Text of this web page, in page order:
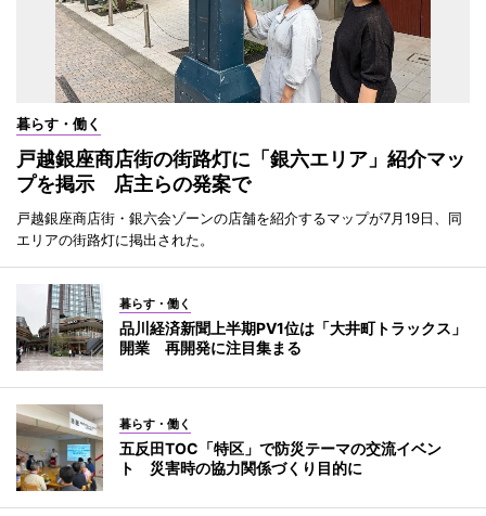
暮らす・働く
戸越銀座商店街の街路灯に「銀六エリア」紹介マッ
プを掲示 店主らの発案で
戸越銀座商店街・銀六会ゾーンの店舗を紹介するマップが7月19日、同
エリアの街路灯に掲出された。
暮らす・働く
品川経済新聞上半期PV1位は「大井町トラックス」
開業 再開発に注目集まる
暮らす・働く
五反田TOC「特区」で防災テーマの交流イベン
ト 災害時の協力関係づくり目的に